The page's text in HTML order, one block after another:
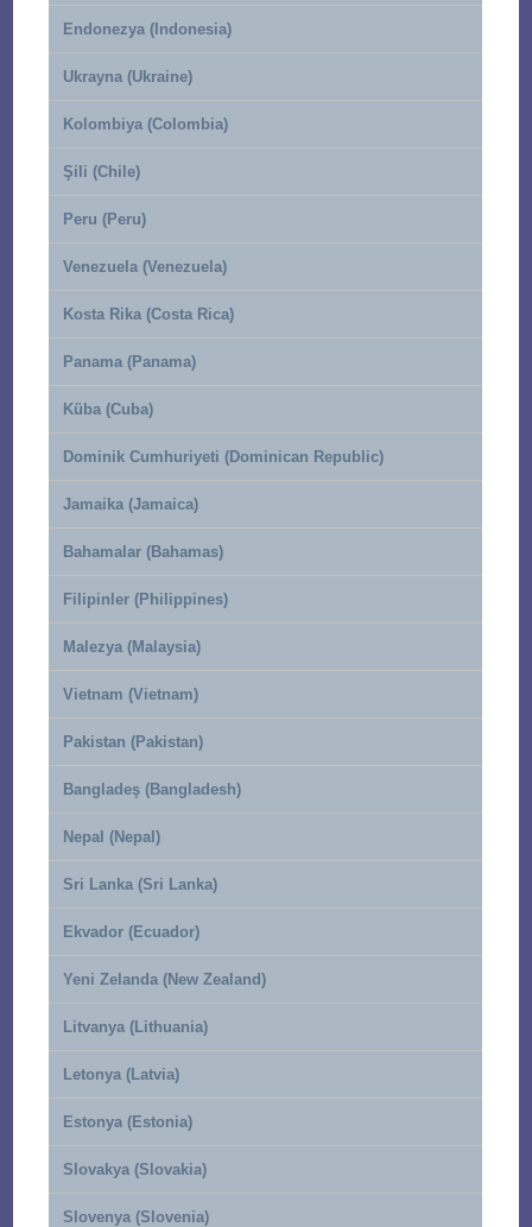
Endonezya (Indonesia)
Ukrayna (Ukraine)
Kolombiya (Colombia)
Şili (Chile)
Peru (Peru)
Venezuela (Venezuela)
Kosta Rika (Costa Rica)
Panama (Panama)
Küba (Cuba)
Dominik Cumhuriyeti (Dominican Republic)
Jamaika (Jamaica)
Bahamalar (Bahamas)
Filipinler (Philippines)
Malezya (Malaysia)
Vietnam (Vietnam)
Pakistan (Pakistan)
Bangladeş (Bangladesh)
Nepal (Nepal)
Sri Lanka (Sri Lanka)
Ekvador (Ecuador)
Yeni Zelanda (New Zealand)
Litvanya (Lithuania)
Letonya (Latvia)
Estonya (Estonia)
Slovakya (Slovakia)
Slovenya (Slovenia)